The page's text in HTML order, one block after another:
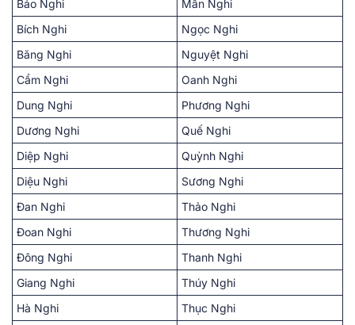
Bảo Nghi
Mẫn Nghi
Bích Nghi
Ngọc Nghi
Băng Nghi
Nguyệt Nghi
Cẩm Nghi
Oanh Nghi
Dung Nghi
Phương Nghi
Dương Nghi
Quế Nghi
Diệp Nghi
Quỳnh Nghi
Diệu Nghi
Sương Nghi
Đan Nghi
Thảo Nghi
Đoan Nghi
Thương Nghi
Đông Nghi
Thanh Nghi
Giang Nghi
Thúy Nghi
Hà Nghi
Thục Nghi